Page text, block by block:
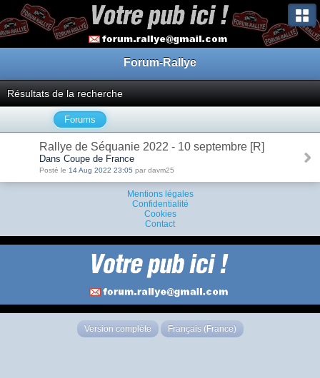
Forum-Rallye
Résultats de la recherche
Forums
Rallye de Séquanie 2022 - 10 septembre [R]
Dans Coupe de France
Posté le 14 Aug 2022 23:05 par davm25
Mentions légales
Confidentialité
Cookies
Contact
Version complète Français (France)